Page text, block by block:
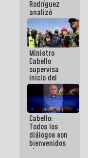
para el
diálogo
Rodríguez
analizó
junto a
gobernadores
planes de
recuperación
del Sistema
Eléctrico
Nacional
Ministro
Cabello
supervisa
inicio del
proceso de
demolición
de
edificaciones
declaradas
en riesgo en
La Guaira
(+Fotos)
Cabello:
Todos los
diálogos son
bienvenidos
siempre que